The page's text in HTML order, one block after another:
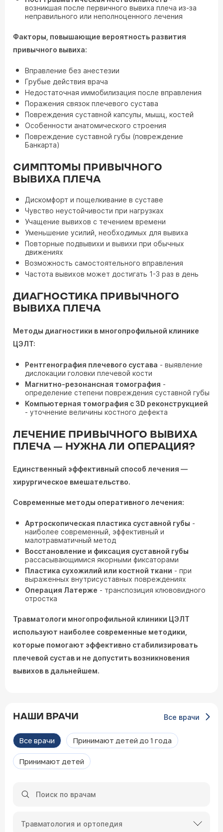
возникшая после первичного вывиха плеча из-за
неправильного или неполноценного лечения
Факторы, повышающие вероятность развития
привычного вывиха:
Вправление без анестезии
Грубые действия врача
Недостаточная иммобилизация после вправления
Поражения связок плечевого сустава
Повреждения суставной капсулы, мышц, костей
Особенности анатомического строения
Повреждение суставной губы (повреждение
Банкарта)
СИМПТОМЫ ПРИВЫЧНОГО
ВЫВИХА ПЛЕЧА
Дискомфорт и пощелкивание в суставе
Чувство неустойчивости при нагрузках
Учащение вывихов с течением времени
Уменьшение усилий, необходимых для вывиха
Повторные подвывихи и вывихи при обычных
движениях
Возможность самостоятельного вправления
Частота вывихов может достигать 1-3 раз в день
ДИАГНОСТИКА ПРИВЫЧНОГО
ВЫВИХА ПЛЕЧА
Методы диагностики в многопрофильной клинике
ЦЭЛТ:
Рентгенография плечевого сустава - выявление
дислокации головки плечевой кости
Магнитно-резонансная томография -
определение степени повреждения суставной губы
Компьютерная томография с 3D реконструкцией
- уточнение величины костного дефекта
ЛЕЧЕНИЕ ПРИВЫЧНОГО ВЫВИХА
ПЛЕЧА — НУЖНА ЛИ ОПЕРАЦИЯ?
Единственный эффективный способ лечения —
хирургическое вмешательство.
Современные методы оперативного лечения:
Артроскопическая пластика суставной губы -
наиболее современный, эффективный и
малотравматичный метод
Восстановление и фиксация суставной губы
рассасывающимися якорными фиксаторами
Пластика сухожилий или костной ткани - при
выраженных внутрисуставных повреждениях
Операция Латерже - транспозиция клювовидного
отростка
Травматологи многопрофильной клиники ЦЭЛТ
используют наиболее современные методики,
которые помогают эффективно стабилизировать
плечевой сустав и не допустить возникновения
вывихов в дальнейшем.
НАШИ ВРАЧИ Все врачи
Все врачи Принимают детей до 1 года
Принимают детей
Травматология и ортопедия